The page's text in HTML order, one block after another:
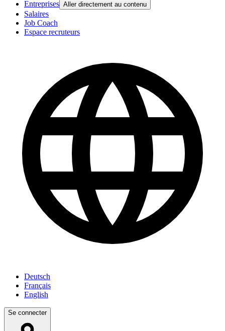
Entreprises Aller directement au contenu
Salaires
Job Coach
Espace recruteurs
Deutsch
Français
English
Se connecter